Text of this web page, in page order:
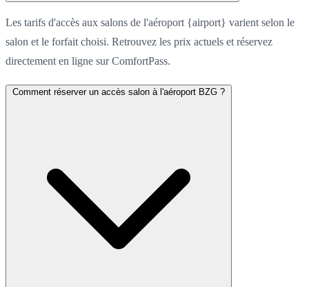
Les tarifs d'accès aux salons de l'aéroport {airport} varient selon le
salon et le forfait choisi. Retrouvez les prix actuels et réservez
directement en ligne sur ComfortPass.
Comment réserver un accès salon à l'aéroport BZG ?